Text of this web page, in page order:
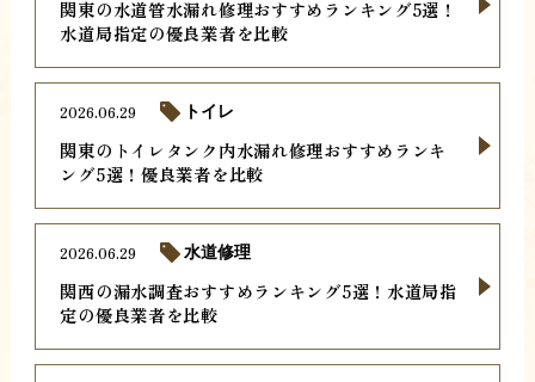
関東の水道管水漏れ修理おすすめランキング5選！
水道局指定の優良業者を比較
関東のトイレタンク内水漏れ修理おすすめランキ
ング5選！優良業者を比較
2026.06.29 トイレ
関西の漏水調査おすすめランキング5選！水道局指
定の優良業者を比較
2026.06.29 水道修理